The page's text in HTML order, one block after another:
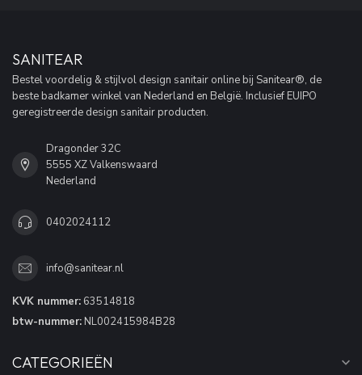
SANITEAR
Bestel voordelig & stijlvol design sanitair online bij Sanitear®, de
beste badkamer winkel van Nederland en België. Inclusief EUIPO
geregistreerde design sanitair producten.
Dragonder 32C
5555 XZ Valkenswaard
Nederland
0402024112
info@sanitear.nl
KVK nummer: 63514818
btw-nummer: NL002415984B28
CATEGORIEËN